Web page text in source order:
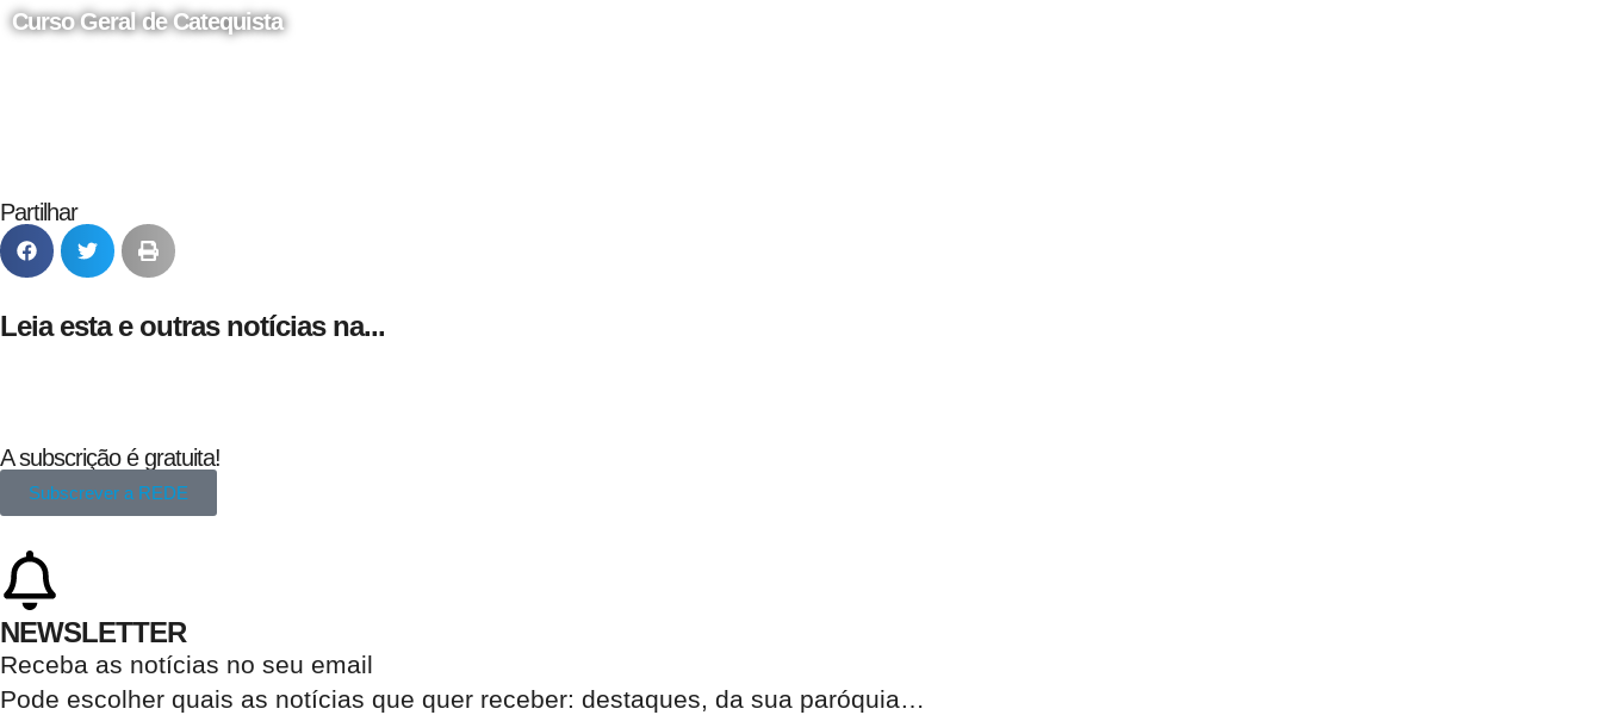
Curso Geral de Catequista
Partilhar
Leia esta e outras notícias na...
A subscrição é gratuita!
Subscrever a REDE
NEWSLETTER
Receba as notícias no seu email​
Pode escolher quais as notícias que quer receber: destaques, da sua paróquia…